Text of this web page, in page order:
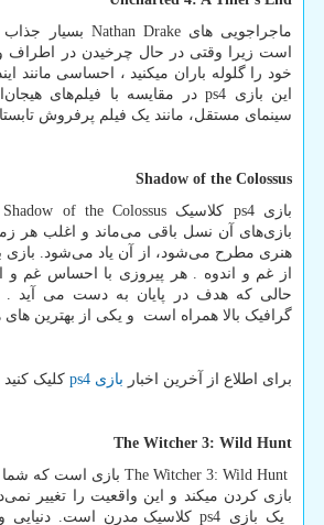
ماجراجویی های Nathan Drake بسیار
است زیرا وقتی در حال چرخیدن در اطراف
خود را گلوله باران میکنید ، احساسی مانند
این بازی ps4در مقایسه با فیلم‌های
سینمای مستقل، مانند یک فیلم پرفروش
Shadow of the Colossus
بازی ps4 کلاسیک of the Colossus
بازی‌های آن نسل باقی می‌ماند و اغلب هر
هنری مطرح می‌شود، از آن یاد می‌شود. بازی
از غم و اندوه . هر پیروزی با احساس غم و
حالی که هدف در پایان به دست می آید .
گرافیک بالا همراه است و یکی از بهترین های
برای اطلاع از آخرین اخبار بازی ps4 کلیک کنید .
The Witcher 3: Wild Hunt
The Witcher 3: Wild Hunt بازی است که شما
بازی کردن میکند و این واقعیت را تغییر
یک بازی ps4 کلاسیک مدرن است. دنیایی